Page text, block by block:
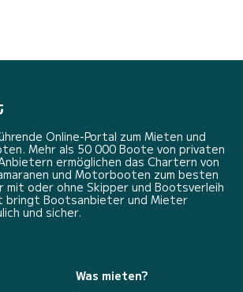
Online-Portal zum Mieten und
Mehr als 50 000 Boote von privaten
ermöglichen das Chartern von
und Motorbooten zum besten
mit oder ohne Skipper und Bootsverleih
bringt Bootsanbieter und Mieter
und sicher.
Was mieten?